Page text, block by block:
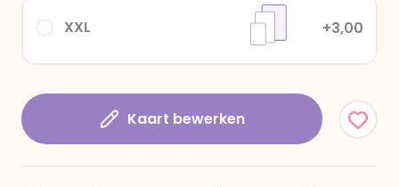
XXL +3,00
Kaart bewerken